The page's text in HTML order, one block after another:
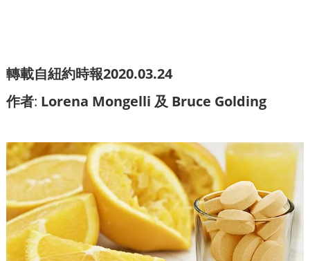
轉載自紐約時報2020.03.24
作者: Lorena Mongelli 及 Bruce Golding